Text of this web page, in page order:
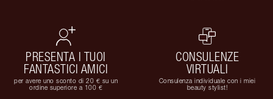
PRESENTA I TUOI
FANTASTICI AMICI
per avere uno sconto di 20 € su un
ordine superiore a 100 €
CONSULENZE
VIRTUALI
Consulenza individuale con i miei
beauty stylist!